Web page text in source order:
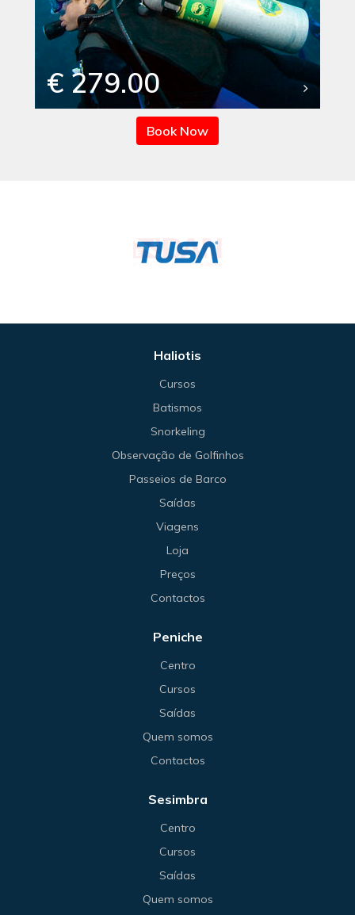
€ 279.00
Book Now
Haliotis
Cursos
Batismos
Snorkeling
Observação de Golfinhos
Passeios de Barco
Saídas
Viagens
Loja
Preços
Contactos
Peniche
Centro
Cursos
Saídas
Quem somos
Contactos
Sesimbra
Centro
Cursos
Saídas
Quem somos